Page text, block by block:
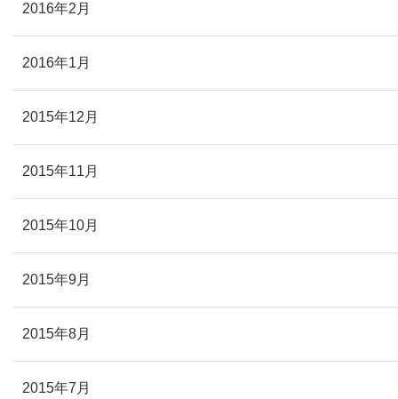
2016年2月
2016年1月
2015年12月
2015年11月
2015年10月
2015年9月
2015年8月
2015年7月